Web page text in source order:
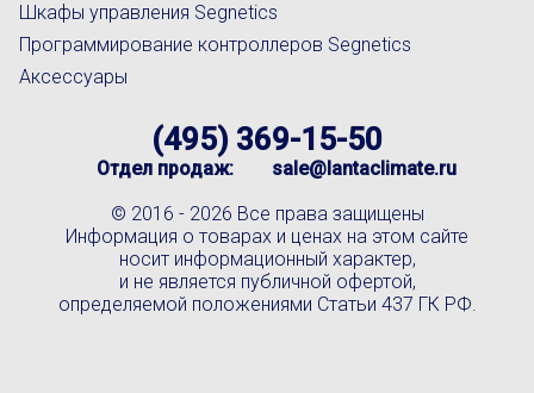
Шкафы управления Segnetics
Программирование контроллеров Segnetics
Аксессуары
(495) 369-15-50
Отдел продаж: sale@lantaclimate.ru
© 2016 - 2026 Все права защищены
Информация о товарах и ценах на этом сайте
носит информационный характер,
и не является публичной офертой,
определяемой положениями Статьи 437 ГК РФ.